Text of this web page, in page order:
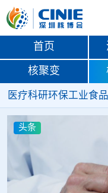
首页
核聚变
医疗科研环保工业食
头条